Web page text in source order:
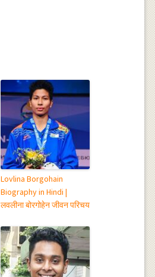
Lovlina Borgohain
Biography in Hindi |
लवलीना बोरगोहेन जीवन परिचय